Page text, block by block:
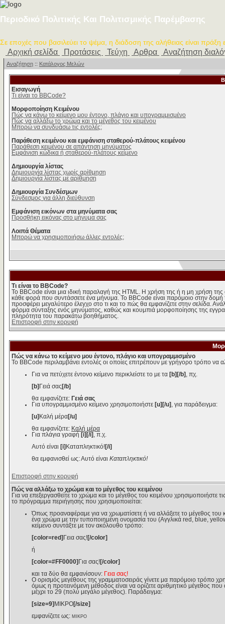
Περιοδικό Πολιτικής Και Πολιτισμικής Παρέμβασης
Σε εποχές που βασιλεύει το ψέμα, η διάδοση της αλήθειας είναι πράξη
Αρχική σελίδα Προτάσεις Τεύχη Αρθρα Αναζήτηση
Αναζήτηση :: Κατάλογος Μελών
Εισαγωγή
Τι είναι το BBCode?
Μορφοποίηση Κειμένου
Πώς να κάνω το κείμενο μου έντονο, πλάγιο και υπογραμμισμένο
Πώς να αλλάξω το χρώμα και το μέγεθος του κειμένου
Μπορώ να συνδυάσω τις εντολές;
Παράθεση κειμένου και εμφάνιση σταθερού-πλάτους κειμένου
Παράθεση κειμένου σε απάντηση μηνύματος
Εμφάνιση κώδικα ή σταθερού-πλάτους κείμενο
Δημιουργία λίστας
Δημιουργία λίστας χωρίς αρίθμηση
Δημιουργία λίστας με αρίθμηση
Δημιουργία Συνδέσμων
Σύνδεσμος για άλλη διεύθυνση
Εμφάνιση εικόνων στα μηνύματα σας
Προσθήκη εικόνας στο μήνυμα σας
Λοιπά Θέματα
Μπορώ να χρησιμοποιήσω άλλες εντολές;
Τι είναι το BBCode?
Το BBCode είναι μια ιδική παραλαγή της HTML. Η χρήση της ή η μη χρήση
κάθε φορά που συντάσσετε ένα μήνυμα. Το BBCode είναι παρόμοιο στην δομή
προσφέρει μεγαλύτερο έλεγχο στο τι και το πώς θα εμφανίζετε στην σελίδα.
φόρμα σύνταξης ενός μηνύματος, καθώς και κουμπιά μορφοποίησης της
πληρότητα του παρακάτω βοηθήματος.
Επιστροφή στην κορυφή
Πώς να κάνω το κείμενο μου έντονο, πλάγιο και υπογραμμισμένο
Το BBCode περιλαμβάνει εντολές οι οποίες επιτρέπουν με γρήγορο τρόπο
Για να πετύχετε έντονο κείμενο περικλείστε το με τα [b][/b]
, πχ.
[b] Γειά σας [/b]
θα εμφανίζετε: Γειά σας
Για υπογραμμισμένο κείμενο χρησιμοποιήστε [u][/u]
, για παράδειγμα:
[u] Καλή μέρα[/u]
θα εμφανίζετε: Καλή μέρα
Για πλάγια γραφή [i][/i]
, π.χ.
Αυτό είναι [i] Καταπληκτικό![/i]
θα εμφανισθεί ως: Αυτό είναι Καταπληκτικό!
Επιστροφή στην κορυφή
Πώς να αλλάξω το χρώμα και το μέγεθος του κειμένου
Για να επεξεργασθείτε το χρώμα και το μέγεθος του κειμένου χρησιμοποιήστε
το πρόγραμμα περιήγησης που χρησιμοποιείται:
Όπως προαναφέραμε για να χρωματίσετε ή να αλλάξετε το μέγεθος του
ένα χρώμα με την τυποποιημένη ονομασία του (Αγγλικά red, blue,
κείμενο συντάξτε με τον ακόλουθο τρόπο:
[color=red] Γεια σας![/color]
ή
[color=#FF0000] Για σας![/color]
και τα δύο θα εμφανίσουν: Γεια σας!
Ο ορισμός μεγέθους της γραμματοσειράς γίνετε μα παρόμοιο τρόπο
όμως η προτεινόμενη μέθοδος είναι να ορίζετε αριθμητικό μέγεθος που
μέχρι το 29 (πολύ μεγάλο μέγεθος). Παράδειγμα:
[size=9] ΜΙΚΡΟ[/size]
εμφανίζετε ως: ΜΙΚΡΟ